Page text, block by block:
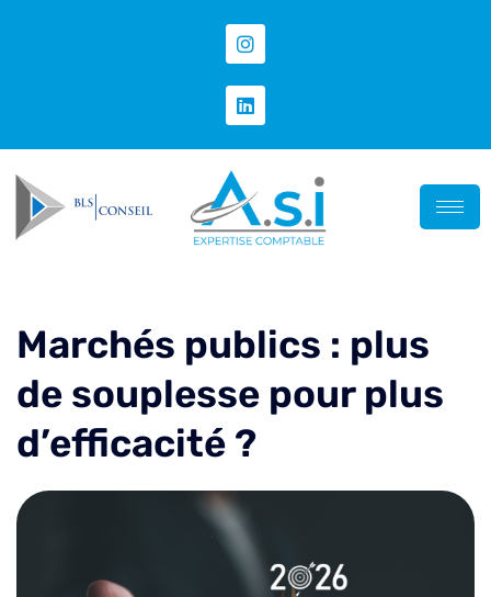
Marchés publics : plus
de souplesse pour plus
d’efficacité ?